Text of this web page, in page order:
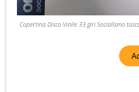
Copertina Disco Vinile 33 giri Socialismo